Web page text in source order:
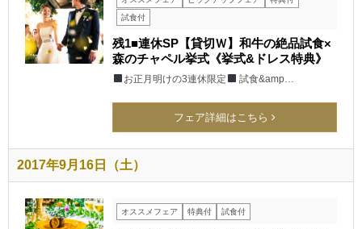
試食付
残1■連休SP【貸切Ｗ】和牛の絶品試食×
森のチャペル挙式《挙式&ドレス特典》
お正月明けの3連休限定 試食&amp…
フェア詳細はこちら
2017年9月16日（土）
オススメフェア 特典付 試食付